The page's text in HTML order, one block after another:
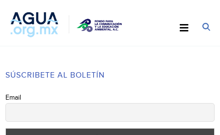
SÚSCRIBETE AL BOLETÍN
Email